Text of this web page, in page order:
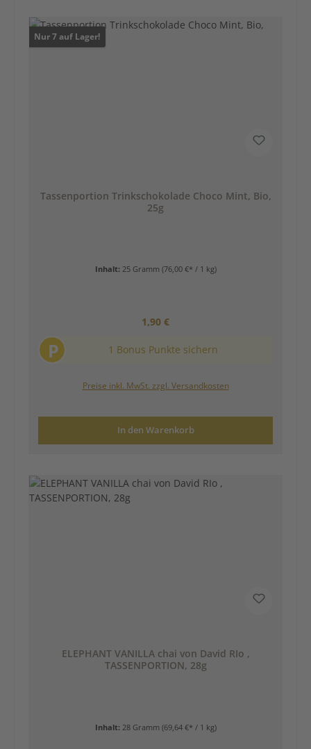
Nur 7 auf Lager!
Tassenportion Trinkschokolade Choco Mint, Bio,
25g
Inhalt: 25 Gramm (76,00 €* / 1 kg)
Regulärer Preis:
1,90 €
P 1 Bonus Punkte sichern
Preise inkl. MwSt. zzgl. Versandkosten
In den Warenkorb
ELEPHANT VANILLA chai von David RIo ,
TASSENPORTION, 28g
Inhalt: 28 Gramm (69,64 €* / 1 kg)